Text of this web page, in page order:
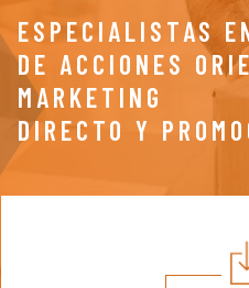
ESPECIALISTAS
DE ACCIONES
MARKETING
DIRECTO Y